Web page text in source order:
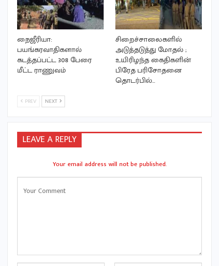
நைஜீரியா:
பயங்கரவாதிகளால்
கடத்தப்பட்ட 308 பேரை
மீட்ட ராணுவம்
சிறைச்சாலைகளில்
அடுத்தடுத்து மோதல் ;
உயிரிழந்த கைதிகளின்
பிரேத பரிசோதனை
தொடர்பில்…
PREV NEXT
LEAVE A REPLY
Your email address will not be published.